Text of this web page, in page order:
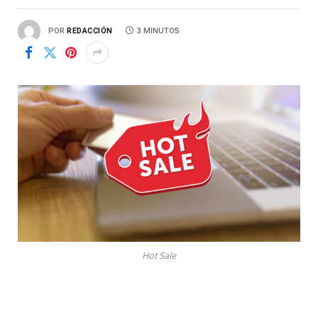
POR REDACCIÓN 3 MINUTOS
Hot Sale